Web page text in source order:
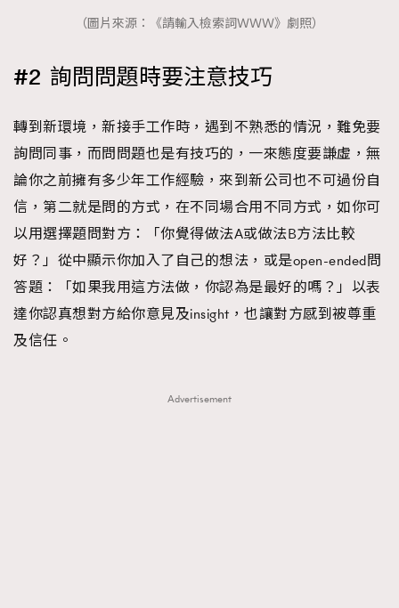
（圖片來源：《請輸入檢索詞ＷＷＷ》劇照）
#2 詢問問題時要注意技巧
轉到新環境，新接手工作時，遇到不熟悉的情況，難免要
詢問同事，而問問題也是有技巧的，一來態度要謙虛，無
論你之前擁有多少年工作經驗，來到新公司也不可過份自
信，第二就是問的方式，在不同場合用不同方式，如你可
以用選擇題問對方：「你覺得做法A或做法B方法比較
好？」從中顯示你加入了自己的想法，或是open-ended問
答題：「如果我用這方法做，你認為是最好的嗎？」以表
達你認真想對方給你意見及insight，也讓對方感到被尊重
及信任。
Advertisement